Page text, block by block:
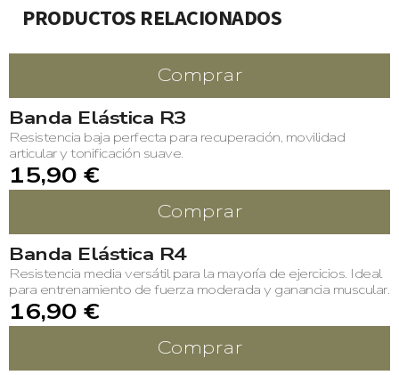
PRODUCTOS RELACIONADOS
Comprar
Banda Elástica R3
Resistencia baja perfecta para recuperación, movilidad
articular y tonificación suave.
15,90 €
Comprar
Banda Elástica R4
Resistencia media versátil para la mayoría de ejercicios. Ideal
para entrenamiento de fuerza moderada y ganancia muscular.
16,90 €
Comprar